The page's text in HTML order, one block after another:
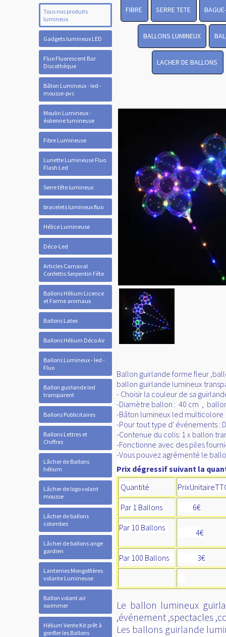
Tous nos produits
lumineux
Gadgets lumineux LED
Fluo Fluorescent Bar
Discothèque
Bâton Lumineux - led -
mousse-pvc
Moulin Lumineux -
éolienne lumineuse
Fibre Lumineuse
Lunette Lumineuse Fluo
Flash Led
Serre tête lumineux
bracelets lumineux fluo
Hélice Lumineuse
Déco-Led
Articles Carnaval
Confettis Serpentin Fête
Ballons Hélium Licence
et Forme animaux
Ballons Latex
Ballons Hélium Déco Air
Ballons Lumineux - led -
Fluo
Ballon guirlande led
transparent
Ballons Publicitaires
Ballons Lettres et
Chiffres
Lâcher de Ballons
hélium
Lâcher de logo volant
mousse
Lâcher de ballons
colombes
Lâcher de ballons ange
gardien
Lanternes Mongolfières
volante Lumineuse
Ballon volant air
swimmer
Hélium Vente Kit prêt à
gonfler les Ballons
FIBRE SERRE TETE
BALLONS LUMINEUX
LACHER DE BALLONS
Ballon guirlande forme fleur
ballon guirlande lumineux
- Choisir la couleur de sa
-Diamètre ballon : 40 cm ,
-Bâton lumineux led
-Pour tout type d' événements :
-Contenue du colis: 1 x ballon
-Fonctionne avec des piles
-Vous pouvez agrémenté le
Prix dégressif suivant la
Quantité
Par 1 Ballons
6€
Par 10 Ballons 4€
Par 100 Ballons 3€
Le ballon lumineux
,événement ,spectacles
Les ballons guirlande